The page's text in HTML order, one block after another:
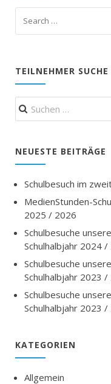
TEILNEHMER SUCHE
Suchen
nach:
NEUESTE BEITRÄGE
Schulbesuch im
MedienStunden-
2025 / 2026
Schulbesuche
Schulhalbjahr 2024 /
Schulbesuche
Schulhalbjahr 2023
Schulbesuche
Schulhalbjahr 2023
KATEGORIEN
Allgemein